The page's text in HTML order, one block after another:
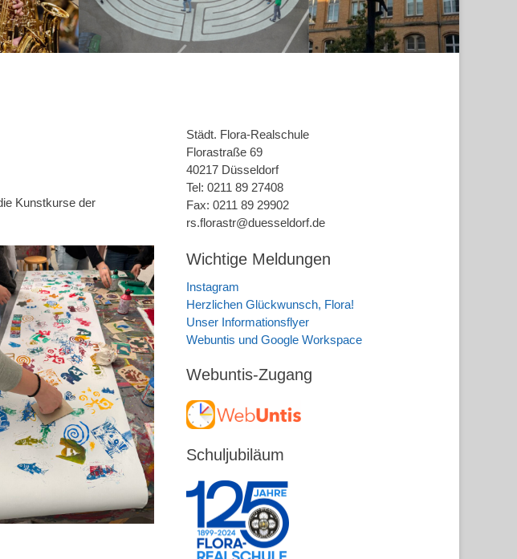
Kunstkurse der
Städt. Flora-Realschule
Florastraße 69
40217 Düsseldorf
Tel: 0211 89 27408
Fax: 0211 89 29902
rs.florastr@duesseldorf.de
Wichtige Meldungen
Instagram
Herzlichen Glückwunsch, Flora!
Unser Informationsflyer
Webuntis und Google Workspace
Webuntis-Zugang
Schuljubiläum